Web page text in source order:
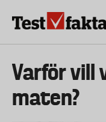
Huvudmeny
ny
Varför vill
maten?